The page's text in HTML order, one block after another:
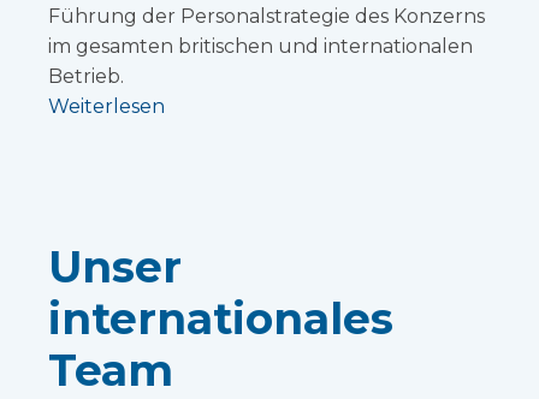
Führung der Personalstrategie des Konzerns
im gesamten britischen und internationalen
Betrieb.
Weiterlesen
Unser
internationales
Team